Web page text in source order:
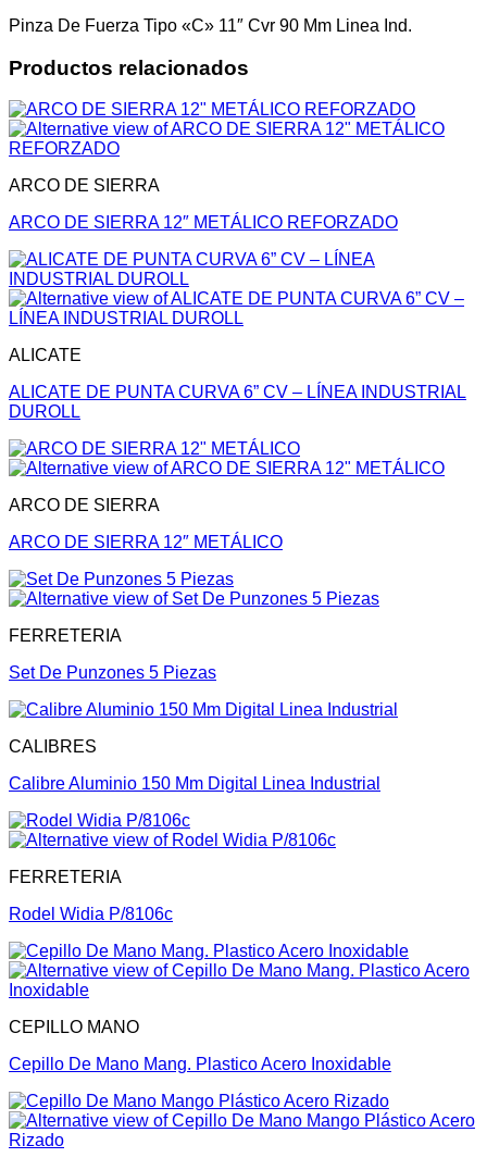
Pinza De Fuerza Tipo «C» 11″ Cvr 90 Mm Linea Ind.
Productos relacionados
ARCO DE SIERRA
ARCO DE SIERRA 12″ METÁLICO REFORZADO
ALICATE
ALICATE DE PUNTA CURVA 6” CV – LÍNEA INDUSTRIAL
DUROLL
ARCO DE SIERRA
ARCO DE SIERRA 12″ METÁLICO
FERRETERIA
Set De Punzones 5 Piezas
CALIBRES
Calibre Aluminio 150 Mm Digital Linea Industrial
FERRETERIA
Rodel Widia P/8106c
CEPILLO MANO
Cepillo De Mano Mang. Plastico Acero Inoxidable